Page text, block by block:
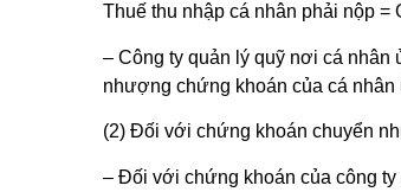
Thuế thu nhập cá nhân phải nộp
– Công ty quản lý quỹ nơi cá nhân
nhượng chứng khoán của cá
(2) Đối với chứng khoán chuyển
– Đối với chứng khoán của công